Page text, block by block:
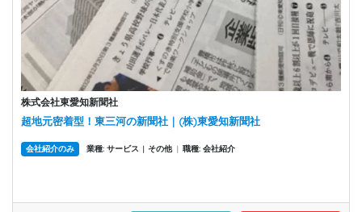
株式会社東愛知新聞社
超地元密着型！東三河の新聞社｜(株)東愛知新聞社
会社紹介のみ 業種: サービス | その他 | 職種: 会社紹介